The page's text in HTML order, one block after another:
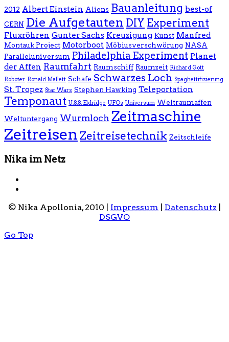
2012 Albert Einstein Aliens Bauanleitung best-of
CERN Die Aufgetauten DIY Experiment
Fluxröhren Gunter Sachs Kreuzigung Kunst Manfred
Montauk Project Motorboot Möbiusverschwörung NASA
Paralleluniversum Philadelphia Experiment Planet
der Affen Raumfahrt Raumschiff Raumzeit Richard Gott
Roboter Ronald Mallett Schafe Schwarzes Loch Spaghettifizierung
St. Tropez Star Wars Stephen Hawking Teleportation
Temponaut U.S.S. Eldridge UFOs Universum Weltraumaffen
Weltuntergang Wurmloch Zeitmaschine
Zeitreisen Zeitreisetechnik Zeitschleife
Nika im Netz
© Nika Apollonia, 2010 | Impressum Datenschutz
DSGVO
Go Top